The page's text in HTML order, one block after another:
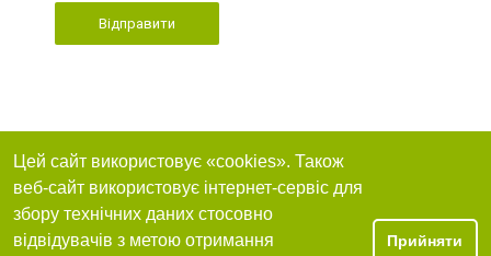
Відправити
Цей сайт використовує «cookies». Також
веб-сайт використовує інтернет-сервіс для
збору технічних даних стосовно
відвідувачів з метою отримання
Прийняти